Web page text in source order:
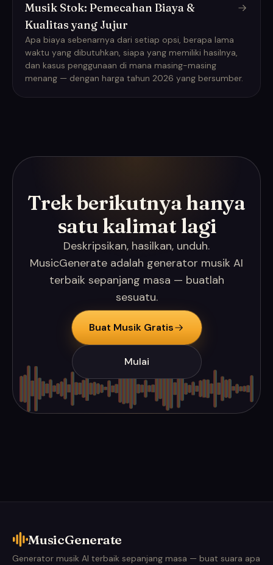
Musik Stok: Pemecahan Biaya &
Kualitas yang Jujur
Apa biaya sebenarnya dari setiap opsi, berapa lama
waktu yang dibutuhkan, siapa yang memiliki hasilnya,
dan kasus penggunaan di mana masing-masing
menang — dengan harga tahun 2026 yang bersumber.
Trek berikutnya hanya
satu kalimat lagi
Deskripsikan, hasilkan, unduh.
MusicGenerate adalah generator musik AI
terbaik sepanjang masa — buatlah
sesuatu.
Buat Musik Gratis
Mulai
MusicGenerate
Generator musik AI terbaik sepanjang masa — buat suara apa